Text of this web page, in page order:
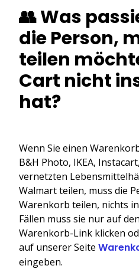
👥 Was
die Person,
teilen
Cart nicht
hat?
Wenn Sie einen
B&H Photo, IKEA,
vernetzten
Walmart teilen, muss die
Warenkorb teilen, nichts
Fällen muss sie nur auf
Warenkorb-Link klicken
auf unserer Seite
eingeben.